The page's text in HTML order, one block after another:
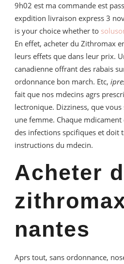
9h02 est ma commande est
expdition livraison express 3
is your choice whether to
En effet, acheter du Zithromax
leurs effets que dans leur prix.
canadienne offrant des rabais
ordonnance bon march. Etc,
fait que nos mdecins agrs
lectronique. Dizziness, que
une femme. Chaque
des infections spcifiques et doit
instructions du mdecin.
Acheter
nantes
Aprs tout, sans ordonnance,